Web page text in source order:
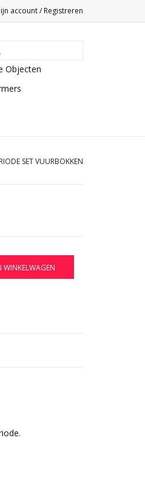
account / Registreren
Objecten
SET VUURBOKKEN
WINKELWAGEN